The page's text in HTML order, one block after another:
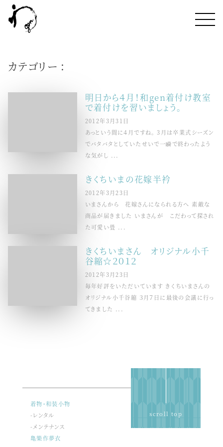
カテゴリー :
明日から４月！和gen着付け教室
で着付けを習いましょう。
2012年3月31日
あっという間に４月ですね。 3月は卒業式シーズン
でバタバタとしていたせいで一瞬で終わったよう
な気がし ...
きくちいまの花嫁半衿
2012年3月23日
いまさんから 花嫁さんになられる方へ 素敵な
商品が届きました いまさんが こだわって探され
た可愛い畳 ...
きくちいまさん オリジナル小千
谷縮☆２０１２
2012年3月23日
毎年好評をいただいています きくちいまさんの
オリジナル小千谷縮 ３月７日に最後の会議に行っ
てきました ...
scroll top
着物・和装小物
-レンタル
-メンテナンス
亀樂作夢衣